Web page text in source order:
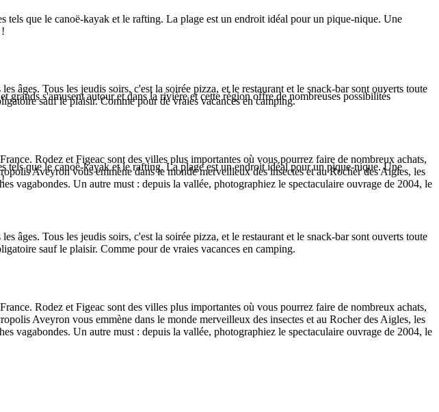
que le canoë-kayak et le rafting. La plage est un endroit idéal pour un pique-nique. Une
âges. Tous les jeudis soirs, c'est la soirée pizza, et le restaurant et le snack-bar sont ouverts toute
sauf le plaisir. Comme pour de vraies vacances en camping.
Rodez et Figeac sont des villes plus importantes où vous pourrez faire de nombreux achats,
Aveyron vous emmène dans le monde merveilleux des insectes et au Rocher des Aigles, les
vagabondes. Un autre must : depuis la vallée, photographiez le spectaculaire ouvrage de 2004, le
s'amusent autour et dans la rivière et cette région offre de nombreuses possibilités
que le canoë-kayak et le rafting. La plage est un endroit idéal pour un pique-nique. Une
âges. Tous les jeudis soirs, c'est la soirée pizza, et le restaurant et le snack-bar sont ouverts toute
sauf le plaisir. Comme pour de vraies vacances en camping.
Rodez et Figeac sont des villes plus importantes où vous pourrez faire de nombreux achats,
Aveyron vous emmène dans le monde merveilleux des insectes et au Rocher des Aigles, les
vagabondes. Un autre must : depuis la vallée, photographiez le spectaculaire ouvrage de 2004, le